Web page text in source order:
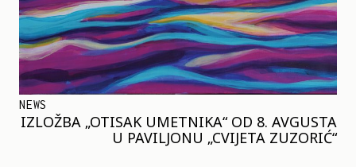
NEWS
IZLOŽBA „OTISAK UMETNIKA“ OD 8. AVGUSTA
U PAVILJONU „CVIJETA ZUZORIĆ“